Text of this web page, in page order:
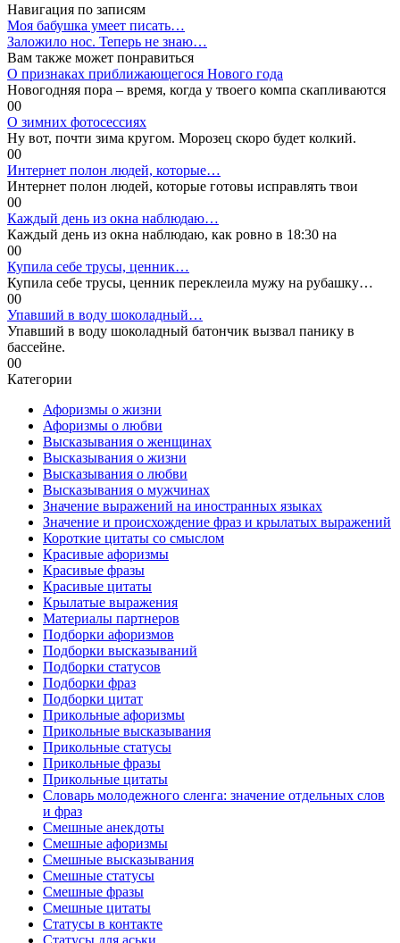
Навигация по записям
Моя бабушка умеет писать…
Заложило нос. Теперь не знаю…
Вам также может понравиться
О признаках приближающегося Нового года
Новогодняя пора – время, когда у твоего компа скапливаются
00
О зимних фотосессиях
Ну вот, почти зима кругом. Морозец скоро будет колкий.
00
Интернет полон людей, которые…
Интернет полон людей, которые готовы исправлять твои
00
Каждый день из окна наблюдаю…
Каждый день из окна наблюдаю, как ровно в 18:30 на
00
Купила себе трусы, ценник…
Купила себе трусы, ценник переклеила мужу на рубашку…
00
Упавший в воду шоколадный…
Упавший в воду шоколадный батончик вызвал панику в
бассейне.
00
Категории
Афоризмы о жизни
Афоризмы о любви
Высказывания о женщинах
Высказывания о жизни
Высказывания о любви
Высказывания о мужчинах
Значение выражений на иностранных языках
Значение и происхождение фраз и крылатых выражений
Короткие цитаты со смыслом
Красивые афоризмы
Красивые фразы
Красивые цитаты
Крылатые выражения
Материалы партнеров
Подборки афоризмов
Подборки высказываний
Подборки статусов
Подборки фраз
Подборки цитат
Прикольные афоризмы
Прикольные высказывания
Прикольные статусы
Прикольные фразы
Прикольные цитаты
Словарь молодежного сленга: значение отдельных слов
и фраз
Смешные анекдоты
Смешные афоризмы
Смешные высказывания
Смешные статусы
Смешные фразы
Смешные цитаты
Статусы в контакте
Статусы для аськи